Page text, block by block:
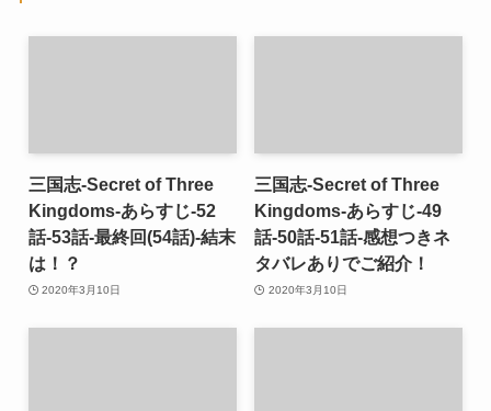
三国志-Secret of Three
Kingdoms-あらすじ-52
話-53話-最終回(54話)-結末
は！？
2020年3月10日
三国志-Secret of Three
Kingdoms-あらすじ-49
話-50話-51話-感想つきネ
タバレありでご紹介！
2020年3月10日